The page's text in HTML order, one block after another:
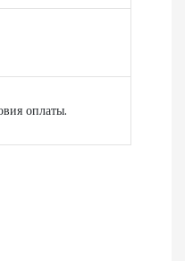
оплаты.